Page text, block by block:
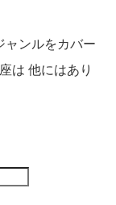
ャンルをカバー
は 他にはあり